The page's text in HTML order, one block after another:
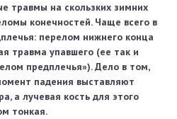
травмы на скользких зимних
конечностей. Чаще всего в
перелом нижнего конца
травма упавшего (ее так и
предплечья»). Дело в том,
падения выставляют
а лучевая кость для этого
тонкая.